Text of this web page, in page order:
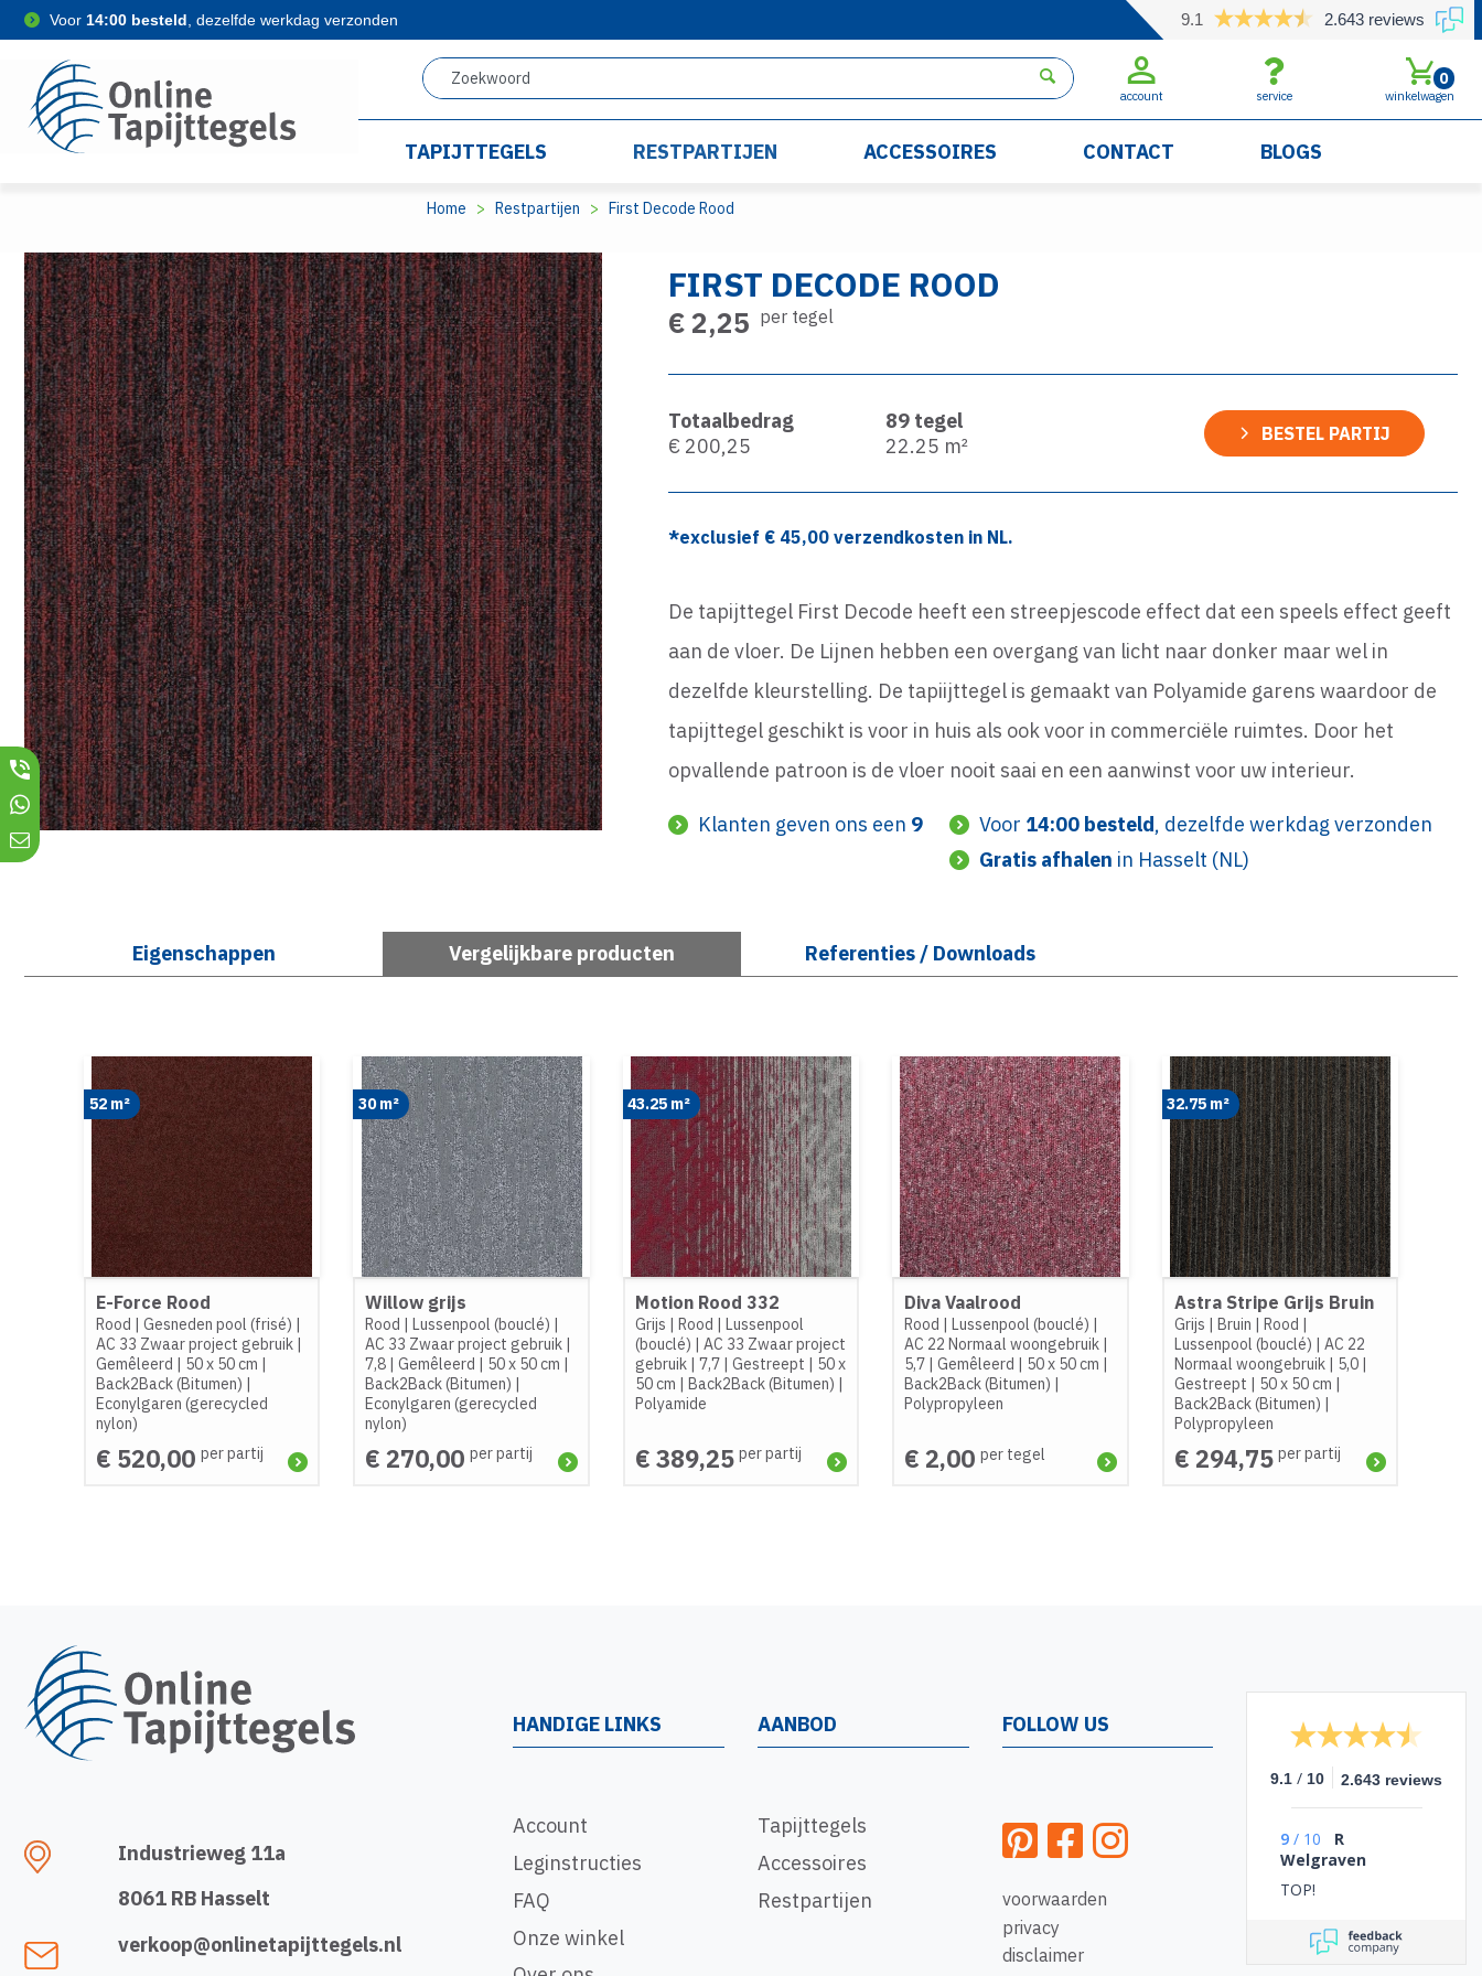
Voor 14:00 besteld , dezelfde werkdag verzonden 9.1 2.643 reviews
account service winkelwagen
0
TAPIJTTEGELS RESTPARTIJEN ACCESSOIRES CONTACT BLOGS
Home Restpartijen First Decode Rood
FIRST DECODE ROOD
€ 2,25 per tegel
Totaalbedrag
€ 200,25
89 tegel
22.25 m² BESTEL PARTIJ
*exclusief € 45,00 verzendkosten in NL.
De tapijttegel First Decode heeft een streepjescode effect dat een speels effect geeft
aan de vloer. De Lijnen hebben een overgang van licht naar donker maar wel in
dezelfde kleurstelling. De tapiijttegel is gemaakt van Polyamide garens waardoor de
tapijttegel geschikt is voor in huis als ook voor in commerciële ruimtes. Door het
opvallende patroon is de vloer nooit saai en een aanwinst voor uw interieur.
Klanten geven ons een 9 Voor 14:00 besteld, dezelfde werkdag verzonden
Gratis afhalen in Hasselt (NL)
Eigenschappen Vergelijkbare producten Referenties / Downloads
52 m²
E-Force Rood
Rood | Gesneden pool (frisé) |
AC 33 Zwaar project gebruik |
Gemêleerd | 50 x 50 cm |
Back2Back (Bitumen) |
Econylgaren (gerecycled
nylon)
€ 520,00 per partij
30 m²
Willow grijs
Rood |Lussenpool (bouclé) |
AC 33 Zwaar project gebruik |
7,8 |Gemêleerd | 50 x 50 cm |
Back2Back (Bitumen) |
Econylgaren (gerecycled
nylon)
€ 270,00 per partij
43.25 m²
Motion Rood 332
Grijs | Rood | Lussenpool
(bouclé) | AC 33 Zwaar project
gebruik| 7,7| Gestreept | 50 x
50 cm | Back2Back (Bitumen) |
Polyamide
€ 389,25 per partij
Diva Vaalrood
Rood |Lussenpool (bouclé) |
AC 22 Normaal woongebruik |
5,7 |Gemêleerd | 50 x 50 cm |
Back2Back (Bitumen) |
Polypropyleen
€ 2,00 per tegel
32.75 m²
Astra Stripe Grijs Bruin
Grijs | Bruin | Rood |
Lussenpool (bouclé) | AC 22
Normaal woongebruik| 5,0|
Gestreept | 50 x 50 cm |
Back2Back (Bitumen) |
Polypropyleen
€ 294,75 per partij
Industrieweg 11a
8061 RB Hasselt
verkoop@onlinetapijttegels.nl
HANDIGE LINKS
Account
Leginstructies
FAQ
Onze winkel
AANBOD
Tapijttegels
Accessoires
Restpartijen
FOLLOW US
voorwaarden
privacy
disclaimer
9.1 / 10 2.643 reviews
9 / 10
R
Welgraven
TOP!